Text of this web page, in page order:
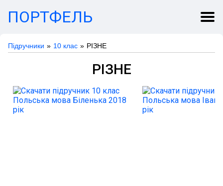
ПОРТФЕЛЬ
Підручники 10 клас РІЗНЕ
РІЗНЕ